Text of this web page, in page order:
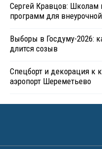
Сергей Кравцов: Школам
программ для
Выборы в Госдуму-2026:
длится созыв
Спецборт и декорация к
аэропорт Шереметьево